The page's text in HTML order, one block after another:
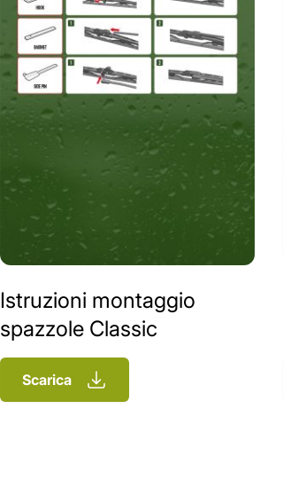
Istruzioni montaggio
spazzole Classic
Scarica